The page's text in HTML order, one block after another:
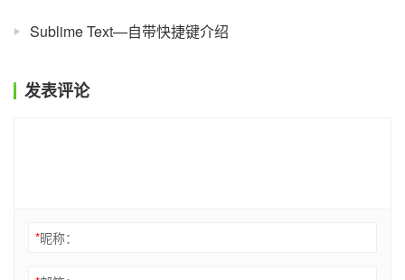
Sublime Text—自带快捷键介绍
发表评论
*昵称：